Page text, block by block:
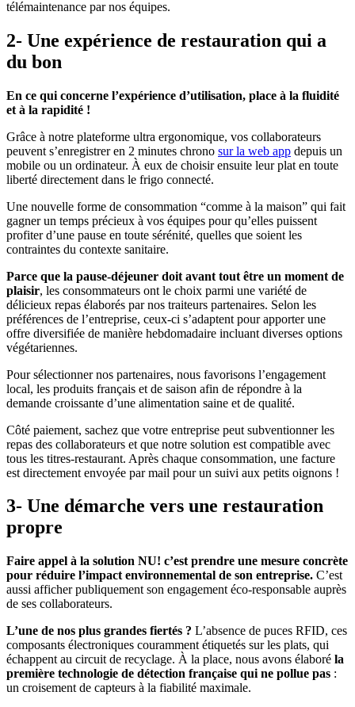
télémaintenance par nos équipes.
2- Une expérience de restauration qui a
du bon
En ce qui concerne l’expérience d’utilisation, place à la fluidité
et à la rapidité !
Grâce à notre plateforme ultra ergonomique, vos collaborateurs
peuvent s’enregistrer en 2 minutes chrono sur la web app depuis un
mobile ou un ordinateur. À eux de choisir ensuite leur plat en toute
liberté directement dans le frigo connecté.
Une nouvelle forme de consommation “comme à la maison” qui fait
gagner un temps précieux à vos équipes pour qu’elles puissent
profiter d’une pause en toute sérénité, quelles que soient les
contraintes du contexte sanitaire.
Parce que la pause-déjeuner doit avant tout être un moment de
plaisir, les consommateurs ont le choix parmi une variété de
délicieux repas élaborés par nos traiteurs partenaires. Selon les
préférences de l’entreprise, ceux-ci s’adaptent pour apporter une
offre diversifiée de manière hebdomadaire incluant diverses options
végétariennes.
Pour sélectionner nos partenaires, nous favorisons l’engagement
local, les produits français et de saison afin de répondre à la
demande croissante d’une alimentation saine et de qualité.
Côté paiement, sachez que votre entreprise peut subventionner les
repas des collaborateurs et que notre solution est compatible avec
tous les titres-restaurant. Après chaque consommation, une facture
est directement envoyée par mail pour un suivi aux petits oignons !
3- Une démarche vers une restauration
propre
Faire appel à la solution NU! c’est prendre une mesure concrète
pour réduire l’impact environnemental de son entreprise. C’est
aussi afficher publiquement son engagement éco-responsable auprès
de ses collaborateurs.
L’une de nos plus grandes fiertés ? L’absence de puces RFID, ces
composants électroniques couramment étiquetés sur les plats, qui
échappent au circuit de recyclage. À la place, nous avons élaboré la
première technologie de détection française qui ne pollue pas :
un croisement de capteurs à la fiabilité maximale.